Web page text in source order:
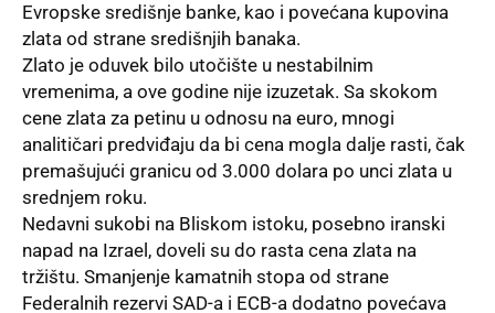
Evropske središnje banke, kao i povećana kupovina
zlata od strane središnjih banaka.
Zlato je oduvek bilo utočište u nestabilnim
vremenima, a ove godine nije izuzetak. Sa skokom
cene zlata za petinu u odnosu na euro, mnogi
analitičari predviđaju da bi cena mogla dalje rasti, čak
premašujući granicu od 3.000 dolara po unci zlata u
srednjem roku.
Nedavni sukobi na Bliskom istoku, posebno iranski
napad na Izrael, doveli su do rasta cena zlata na
tržištu. Smanjenje kamatnih stopa od strane
Federalnih rezervi SAD-a i ECB-a dodatno povećava